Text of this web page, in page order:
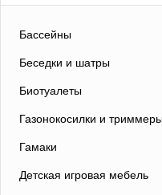
Бассейны
Беседки и шатры
Биотуалеты
Газонокосилки и
Гамаки
Детская игровая мебель